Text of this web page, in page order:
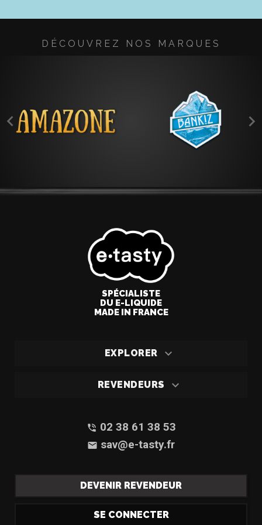
DÉCOUVREZ NOS MARQUES
 
SPÉCIALISTE
DU E-LIQUIDE
MADE IN FRANCE
EXPLORER 
REVENDEURS 
phone_in_talk 02 38 61 38 53
email sav@e-tasty.fr
DEVENIR REVENDEUR
SE CONNECTER